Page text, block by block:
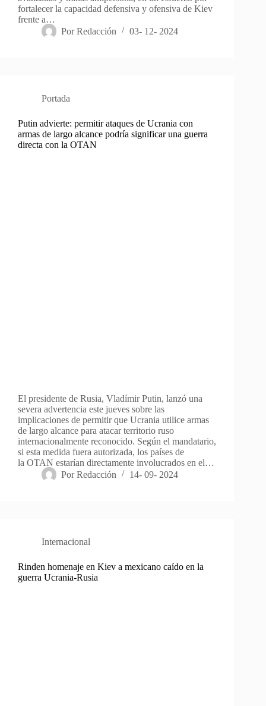
fortalecer la capacidad defensiva y ofensiva de Kiev
frente a…
Por Redacción 03- 12- 2024
Portada
Putin advierte: permitir ataques de Ucrania con
armas de largo alcance podría significar una guerra
directa con la OTAN
El presidente de Rusia, Vladímir Putin, lanzó una
severa advertencia este jueves sobre las
implicaciones de permitir que Ucrania utilice armas
de largo alcance para atacar territorio ruso
internacionalmente reconocido. Según el mandatario,
si esta medida fuera autorizada, los países de
la OTAN estarían directamente involucrados en el…
Por Redacción 14- 09- 2024
Internacional
Rinden homenaje en Kiev a mexicano caído en la
guerra Ucrania-Rusia